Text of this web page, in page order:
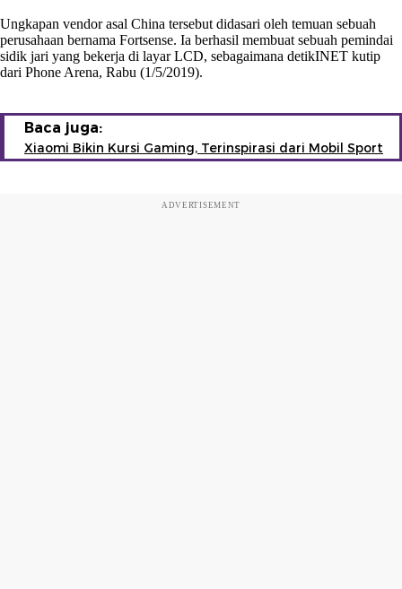
Ungkapan vendor asal China tersebut didasari oleh temuan sebuah
perusahaan bernama Fortsense. Ia berhasil membuat sebuah pemindai
sidik jari yang bekerja di layar LCD, sebagaimana detikINET kutip
dari Phone Arena, Rabu (1/5/2019).
Baca juga:
Xiaomi Bikin Kursi Gaming, Terinspirasi dari Mobil Sport
ADVERTISEMENT